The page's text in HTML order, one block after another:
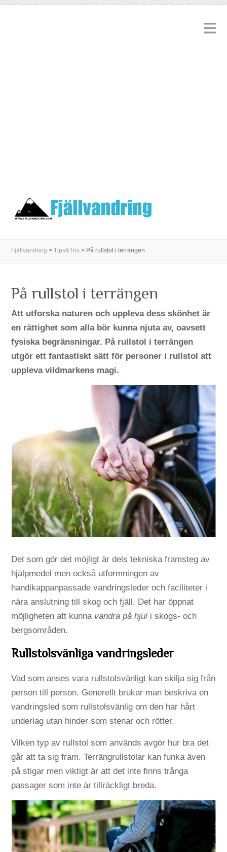
Fjällvandring >Tips&Trix > På rullstol i terrängen
På rullstol i terrängen
Att utforska naturen och uppleva dess skönhet är
en rättighet som alla bör kunna njuta av, oavsett
fysiska begränsningar. På rullstol i terrängen
utgör ett fantastiskt sätt för personer i rullstol att
uppleva vildmarkens magi.
Det som gör det möjligt är dels tekniska framsteg av
hjälpmedel men också utformningen av
handikappanpassade vandringsleder och faciliteter i
nära anslutning till skog och fjäll. Det har öppnat
möjligheten att kunna vandra på hjul i skogs- och
bergsområden.
Rullstolsvänliga vandringsleder
Vad som anses vara rullstolsvänligt kan skilja sig från
person till person. Generellt brukar man beskriva en
vandringsled som rullstolsvänlig om den har hårt
underlag utan hinder som stenar och rötter.
Vilken typ av rullstol som används avgör hur bra det
går att ta sig fram. Terrängrullstolar kan funka även
på stigar men viktigt är att det inte finns trånga
passager som inte är tillräckligt breda.